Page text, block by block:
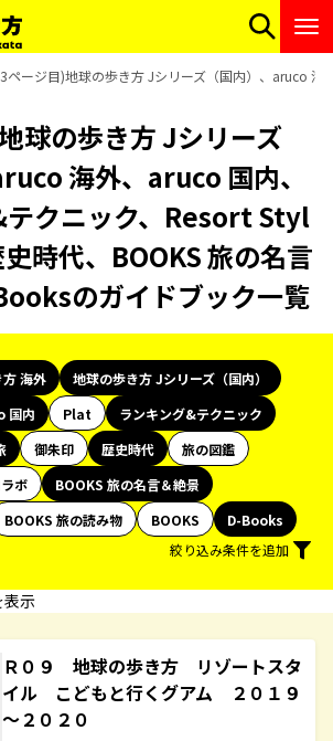
ページ目)地球の歩き方 Jシリーズ（国内）、aruco
球の歩き方 Jシリーズ
海外、aruco 国内、
テクニック、Resort Styl
時代、BOOKS 旅の名言
のガイドブック一覧
海外
地球の歩き方 Jシリーズ（国内）
国内 Plat
ランキング&テクニック
御朱印 歴史時代
旅の図鑑
ボ
BOOKS 旅の名言＆絶景
BOOKS 旅の読み物 BOOKS
D-Books
絞り込み条件を追加
示
Ｒ０９ 地球の歩き方 リゾートスタ
イル こどもと行くグアム ２０１９
～２０２０